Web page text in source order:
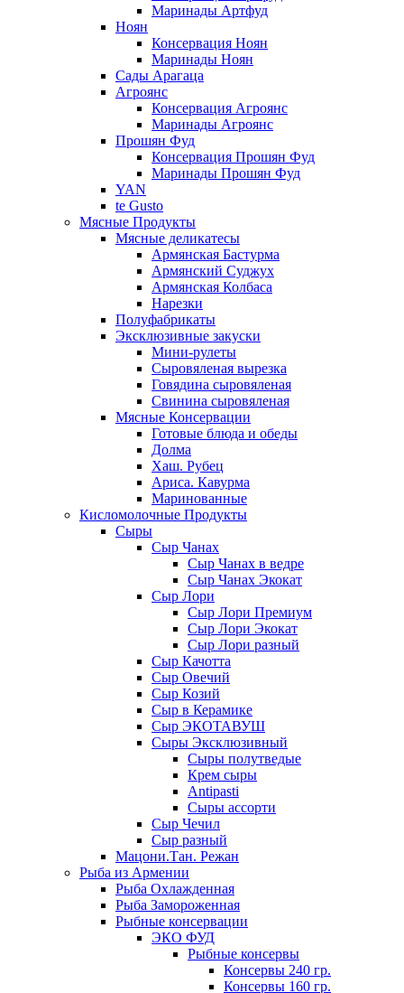
Маринады Артфуд
Ноян
Консервация Ноян
Маринады Ноян
Сады Арагаца
Агроянс
Консервация Агроянс
Маринады Агроянс
Прошян Фуд
Консервация Прошян Фуд
Маринады Прошян Фуд
YAN
te Gusto
Мясные Продукты
Мясные деликатесы
Армянская Бастурма
Армянский Суджух
Армянская Колбаса
Нарезки
Полуфабрикаты
Эксклюзивные закуски
Мини-рулеты
Сыровяленая вырезка
Говядина сыровяленая
Свинина сыровяленая
Мясные Консервации
Готовые блюда и обеды
Долма
Хаш. Рубец
Ариса. Кавурма
Маринованные
Кисломолочные Продукты
Сыры
Сыр Чанах
Сыр Чанах в ведре
Сыр Чанах Экокат
Сыр Лори
Сыр Лори Премиум
Сыр Лори Экокат
Сыр Лори разный
Сыр Качотта
Сыр Овечий
Сыр Козий
Сыр в Керамике
Сыр ЭКОТАВУШ
Сыры Эксклюзивный
Сыры полутведые
Крем сыры
Antipasti
Сыры ассорти
Сыр Чечил
Сыр разный
Мацони.Тан. Режан
Рыба из Армении
Рыба Охлажденная
Рыба Замороженная
Рыбные консервации
ЭКО ФУД
Рыбные консервы
Консервы 240 гр.
Консервы 160 гр.